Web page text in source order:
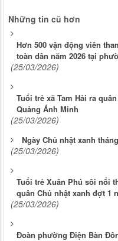
Những tin cũ hơn
Hơn 500 vận động viên
toàn dân năm 2026 tại
(25/03/2026)
Tuổi trẻ xã Tam Hải ra
Quảng Ánh Minh
(25/03/2026)
Ngày Chủ nhật xanh
(25/03/2026)
Tuổi trẻ Xuân Phú sôi nổi
quân Chủ nhật xanh đợt 1
(25/03/2026)
Đoàn phường Điện Bàn